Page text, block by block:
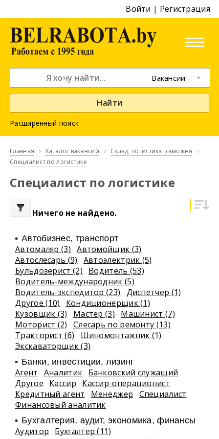
Войти | Регистрация
Вакансии
Найти
Расширенный поиск
Главная Каталог вакансий
Склад, логистика, таможня
Специалист по логистике
Специалист по логистике
Ничего не найдено.
Автобизнес, транспорт
Автомаляр (3)
Автомойщик (3)
Автослесарь (9)
Автоэлектрик (5)
Бульдозерист (2)
Водитель (53)
Водитель-международник (5)
Водитель-экспедитор (23)
Диспетчер (1)
Другое (10)
Кондиционерщик (1)
Кузовщик (3)
Мастер (3)
Машинист (7)
Моторист (2)
Слесарь по ремонту (13)
Тракторист (6)
Шиномонтажник (1)
Экскаваторщик (3)
Банки, инвестиции, лизинг
Агент Аналитик
Банковский служащий
Другое
Кассир
Кассир-операционист
Кредитный агент
Менеджер
Специалист
Финансовый аналитик
Бухгалтерия, аудит, экономика, финансы
Аудитор
Бухгалтер (11)